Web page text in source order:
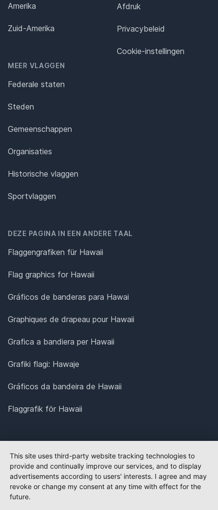
Amerika
Zuid-Amerika
MEER VLAGGEN
Federale staten
Steden
Gemeenschappen
Organisaties
Historische vlaggen
Sportvlaggen
Afdruk
Privacybeleid
Cookie-instellingen
DEZE PAGINA IN EEN ANDERE TAAL
Flaggengrafiken für Hawaii
Flag graphics for Hawaii
Gráficos de banderas para Hawai
Graphiques de drapeau pour Hawaii
Grafica a bandiera per Hawaii
Grafiki flagi: Hawaje
Gráficos da bandeira de Hawaii
Flaggrafik för Hawaii
This site uses third-party website tracking technologies to
provide and continually improve our services, and to display
advertisements according to users' interests. I agree and may
revoke or change my consent at any time with effect for the
future.